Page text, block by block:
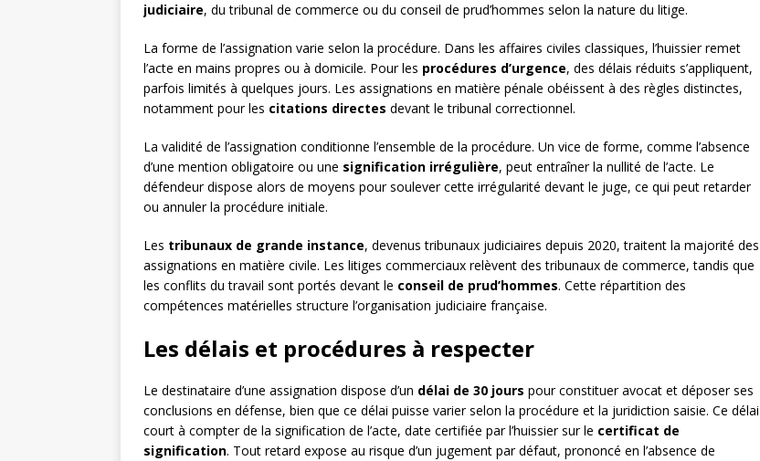
judiciaire, du tribunal de commerce ou du conseil de prud’hommes selon la nature du litige.
La forme de l’assignation varie selon la procédure. Dans les affaires civiles classiques, l’huissier remet
l’acte en mains propres ou à domicile. Pour les procédures d’urgence, des délais réduits s’appliquent,
parfois limités à quelques jours. Les assignations en matière pénale obéissent à des règles distinctes,
notamment pour les citations directes devant le tribunal correctionnel.
La validité de l’assignation conditionne l’ensemble de la procédure. Un vice de forme, comme l’absence
d’une mention obligatoire ou une signification irrégulière, peut entraîner la nullité de l’acte. Le
défendeur dispose alors de moyens pour soulever cette irrégularité devant le juge, ce qui peut retarder
ou annuler la procédure initiale.
Les tribunaux de grande instance, devenus tribunaux judiciaires depuis 2020, traitent la majorité des
assignations en matière civile. Les litiges commerciaux relèvent des tribunaux de commerce, tandis que
les conflits du travail sont portés devant le conseil de prud’hommes. Cette répartition des
compétences matérielles structure l’organisation judiciaire française.
Les délais et procédures à respecter
Le destinataire d’une assignation dispose d’un délai de 30 jours pour constituer avocat et déposer ses
conclusions en défense, bien que ce délai puisse varier selon la procédure et la juridiction saisie. Ce délai
court à compter de la signification de l’acte, date certifiée par l’huissier sur le certificat de
signification. Tout retard expose au risque d’un jugement par défaut, prononcé en l’absence de